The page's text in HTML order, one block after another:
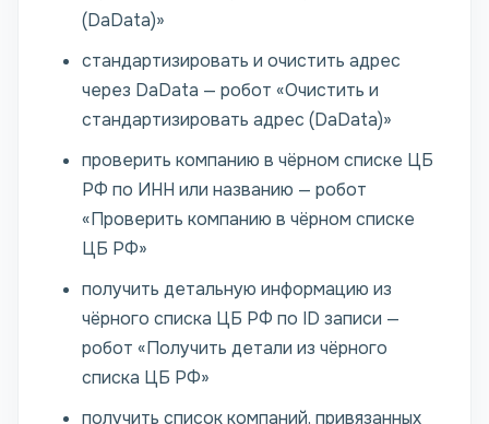
(DaData)»
стандартизировать и очистить адрес
через DaData — робот «Очистить и
стандартизировать адрес (DaData)»
проверить компанию в чёрном списке ЦБ
РФ по ИНН или названию — робот
«Проверить компанию в чёрном списке
ЦБ РФ»
получить детальную информацию из
чёрного списка ЦБ РФ по ID записи —
робот «Получить детали из чёрного
списка ЦБ РФ»
получить список компаний, привязанных